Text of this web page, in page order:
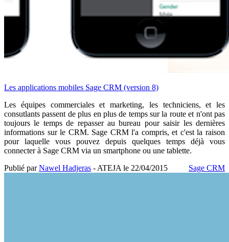
Les applications mobiles Sage CRM (version 8)
Les équipes commerciales et marketing, les techniciens, et les
consutlants passent de plus en plus de temps sur la route et n'ont pas
toujours le temps de repasser au bureau pour saisir les dernières
informations sur le CRM. Sage CRM l'a compris, et c'est la raison
pour laquelle vous pouvez depuis quelques temps déjà vous
connecter à Sage CRM via un smartphone ou une tablette.
Sage CRM
Publié parNawel Hadjeras - ATEJA le 22/04/2015